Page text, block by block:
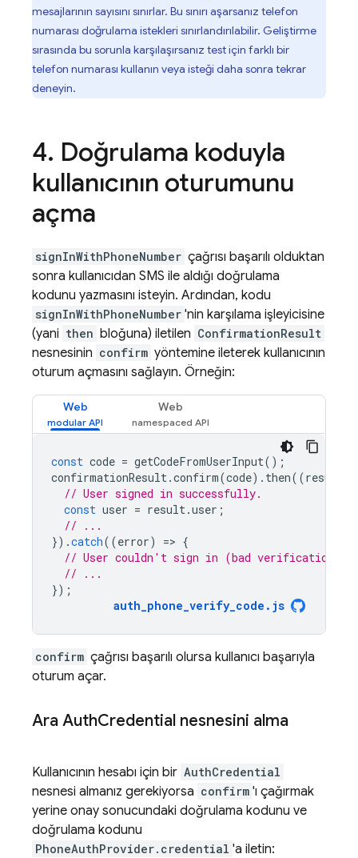
mesajlarının sayısını sınırlar. Bu sınırı aşarsanız telefon
numarası doğrulama istekleri sınırlandırılabilir. Geliştirme
sırasında bu sorunla karşılaşırsanız test için farklı bir
telefon numarası kullanın veya isteği daha sonra tekrar
deneyin.
Doğrulama koduyla
kullanıcının oturumunu
açma
signInWithPhoneNumber çağrısı başarılı olduktan
sonra kullanıcıdan SMS ile aldığı doğrulama
kodunu yazmasını isteyin. Ardından, kodu
signInWithPhoneNumber 'nin karşılama işleyicisine
(yani then bloğuna) iletilen ConfirmationResult
nesnesinin confirm yöntemine ileterek kullanıcının
oturum açmasını sağlayın. Örneğin:
Web Web
const code = getCodeFromUserInput();
confirmationResult.confirm(code). then((result
// User signed in successfully.
const user = result.user ;
// ...
}).catch((error) => {
// User couldn't sign in (bad verification
// ...
});
auth_phone_verify_code . js
confirm çağrısı başarılı olursa kullanıcı başarıyla
oturum açar.
Ara AuthCredential nesnesini alma
Kullanıcının hesabı için bir AuthCredential
nesnesi almanız gerekiyorsa confirm 'ı çağırmak
yerine onay sonucundaki doğrulama kodunu ve
doğrulama kodunu
PhoneAuthProvider.credential 'a iletin: